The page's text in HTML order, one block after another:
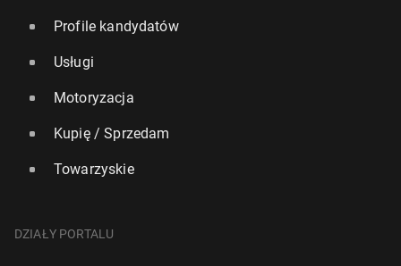
Profile kandydatów
Usługi
Motoryzacja
Kupię / Sprzedam
Towarzyskie
DZIAŁY PORTALU